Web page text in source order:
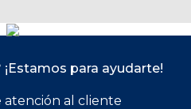
para ayudarte!
atención al cliente